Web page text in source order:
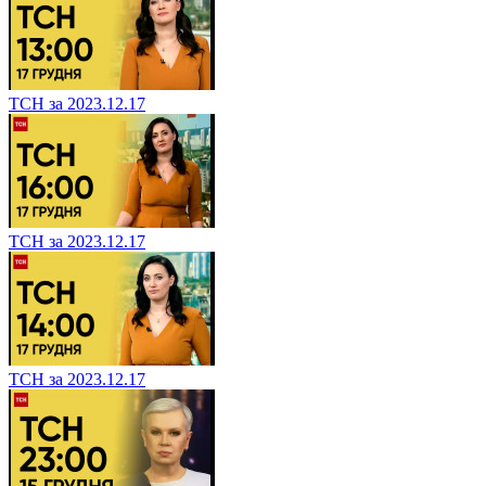
ТСН за 2023.12.17
ТСН за 2023.12.17
ТСН за 2023.12.17